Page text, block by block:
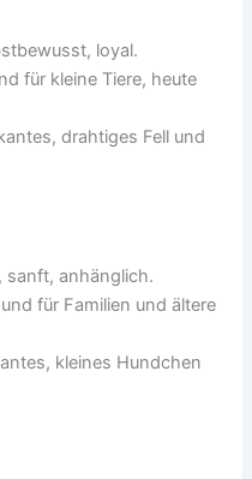
loyal.
für kleine Tiere, heute
drahtiges Fell und
sanft, anhänglich.
für Familien und ältere
kleines Hundchen